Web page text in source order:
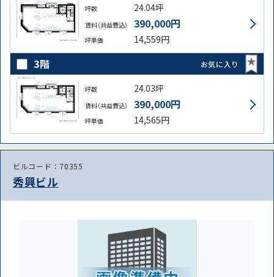
坪数 24.04坪
賃料（共益費込） 390,000円
坪単価 14,559円
3階 お気に入り
坪数 24.03坪
賃料（共益費込） 390,000円
坪単価 14,565円
ビルコード：70355
秀興ビル